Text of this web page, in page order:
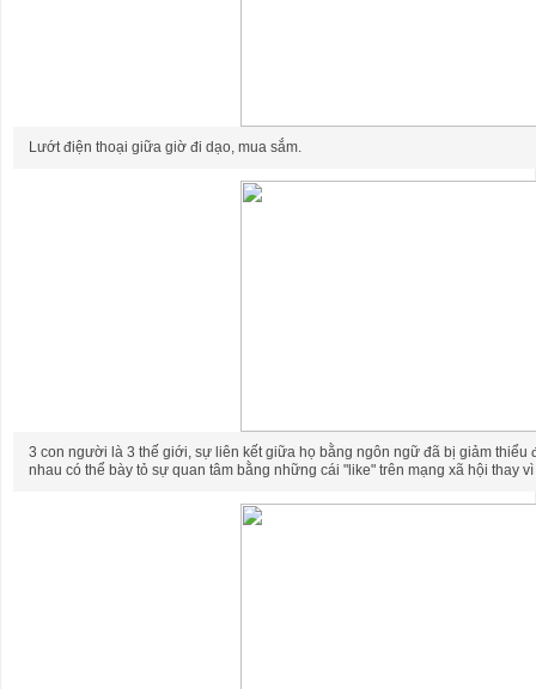
Lướt điện thoại giữa giờ đi dạo, mua sắm.
3 con người là 3 thế giới, sự liên kết giữa họ bằng ngôn ngữ đã bị giảm
nhau có thể bày tỏ sự quan tâm bằng những cái "like" trên mạng xã hội thay